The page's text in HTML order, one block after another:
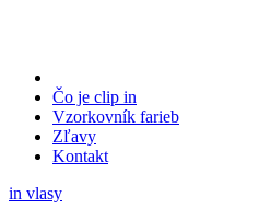
Čo je clip in
Vzorkovník farieb
Zľavy
Kontakt
in vlasy